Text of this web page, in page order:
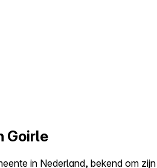
Goirle
in Nederland, bekend om